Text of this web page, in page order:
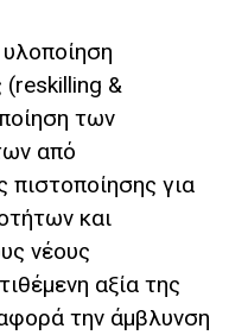
&
των
από
πιστοποίησης για
και
νέους
αξία της
την άμβλυνση